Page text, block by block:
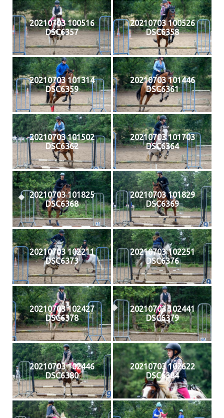
20210703 100516
DSC6357
20210703 100526
DSC6358
20210703 101314
DSC6359
20210703 101446
DSC6361
20210703 101502
DSC6362
20210703 101703
DSC6364
20210703 101825
DSC6368
20210703 101829
DSC6369
20210703 102211
DSC6373
20210703 102251
DSC6376
20210703 102427
DSC6378
20210703 102441
DSC6379
20210703 102446
DSC6380
20210703 102622
DSC6384